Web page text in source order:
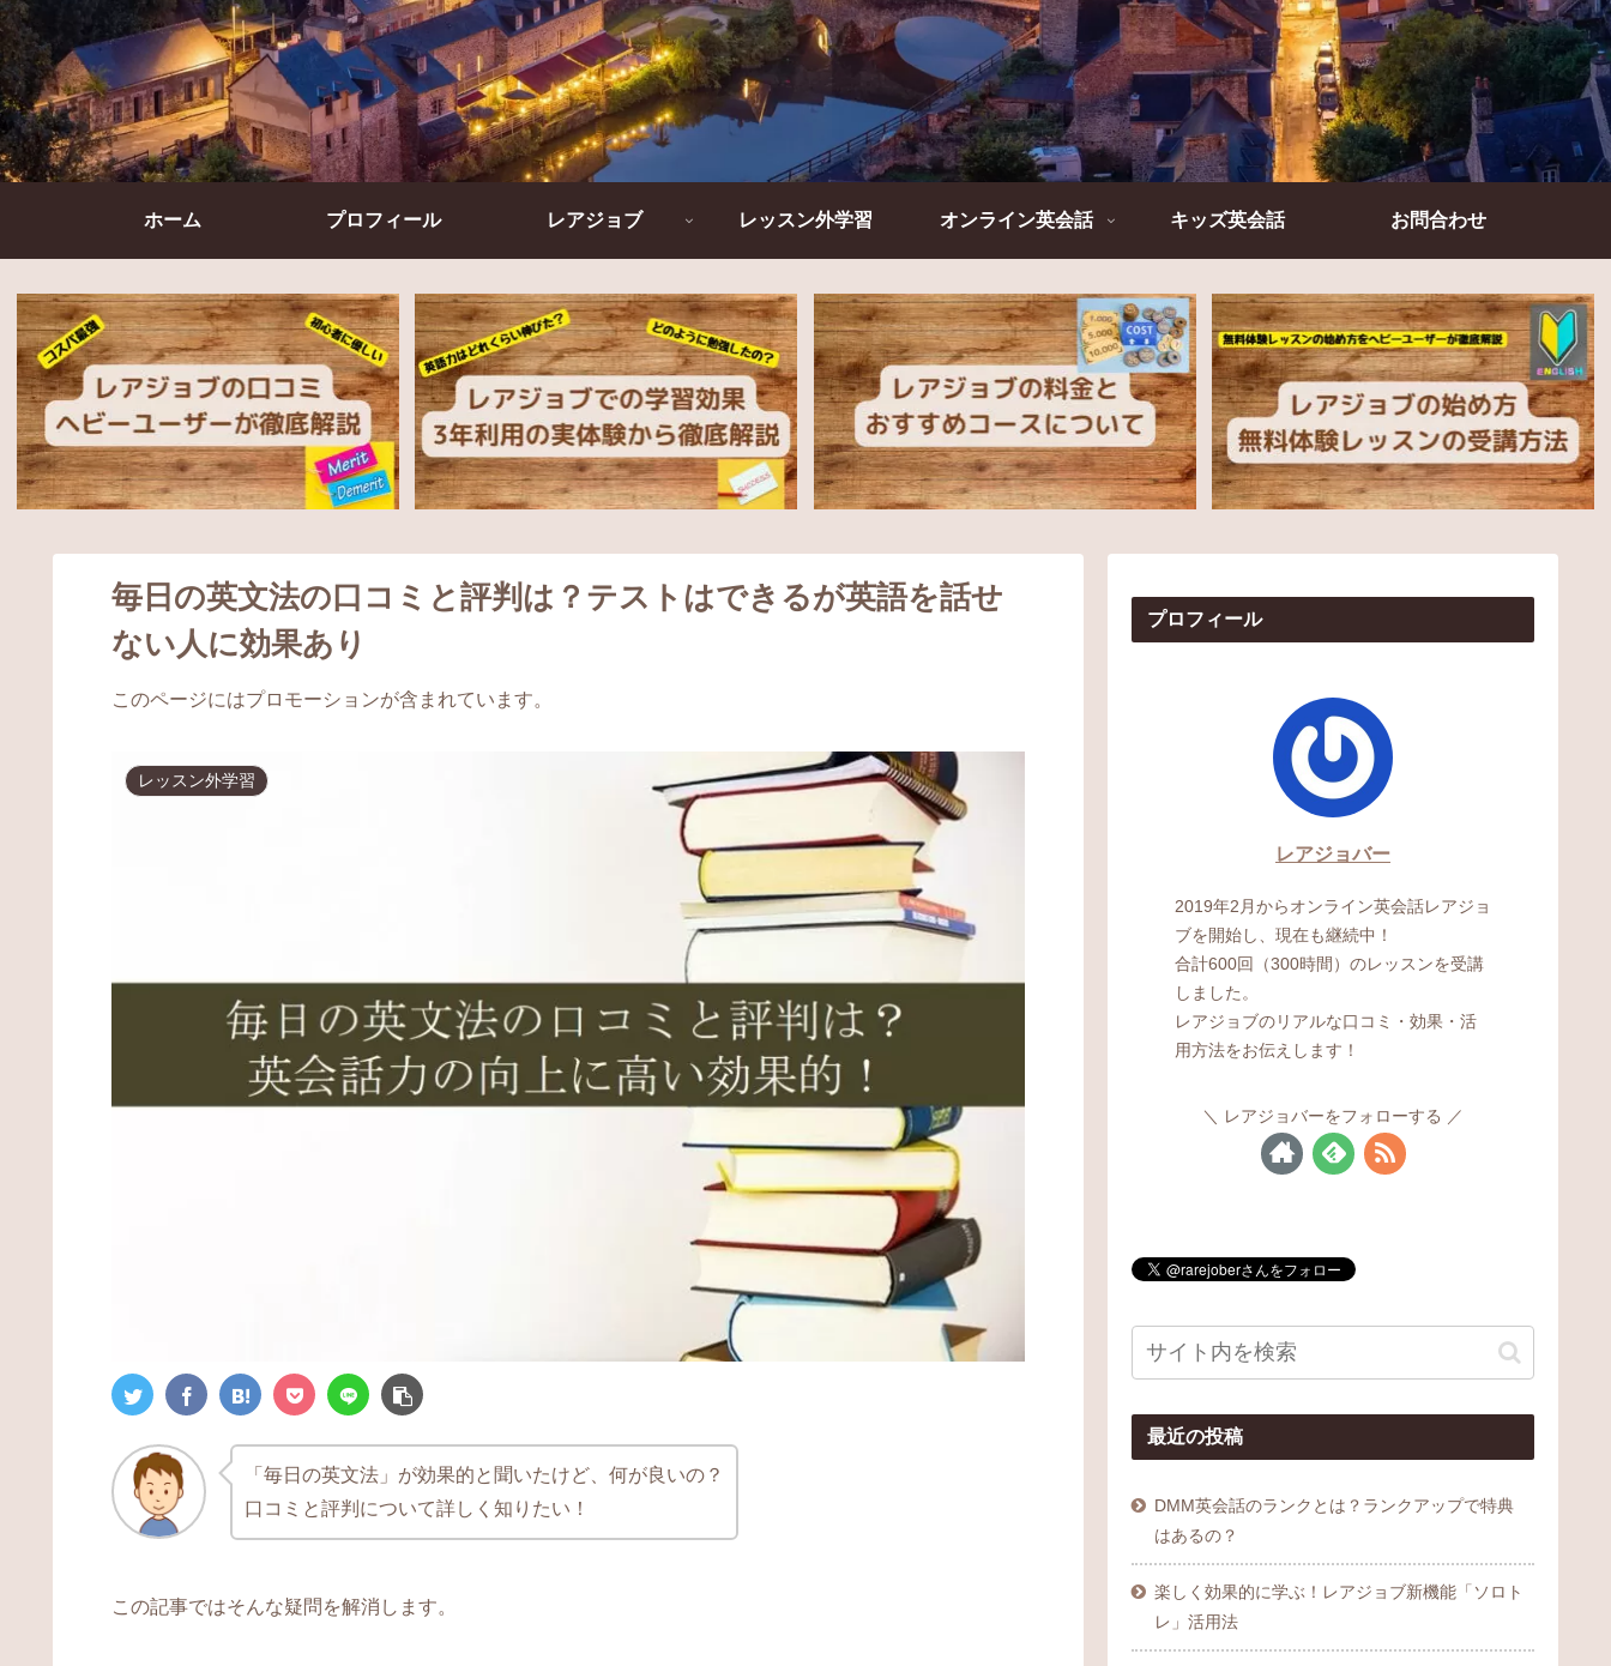
ホーム プロフィール レアジョブ レッスン外学習 オンライン英会話 キッズ英会話 お問合わせ
毎日の英文法の口コミと評判は？テストはできるが英語を話せ
ない人に効果あり
このページにはプロモーションが含まれています。
レッスン外学習
「毎日の英文法」が効果的と聞いたけど、何が良いの？
口コミと評判について詳しく知りたい！
この記事ではそんな疑問を解消します。
プロフィール
レアジョバー
2019年2月からオンライン英会話レアジョ
ブを開始し、現在も継続中！
合計600回（300時間）のレッスンを受講
しました。
レアジョブのリアルな口コミ・効果・活
用方法をお伝えします！
レアジョバーをフォローする
最近の投稿
DMM英会話のランクとは？ランクアップで特典
はあるの？
楽しく効果的に学ぶ！レアジョブ新機能「ソロト
レ」活用法